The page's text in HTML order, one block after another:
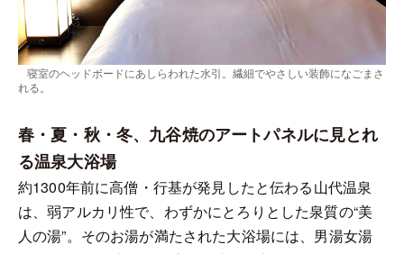
寝室のヘッドボードにあしらわれた水引。繊細でやさしい装飾になごまさ
れる。
春・夏・秋・冬、九谷焼のアートパネルに見とれ
る温泉大浴場
約1300年前に高僧・行基が発見したと伝わる山代温泉
は、弱アルカリ性で、わずかにとろりとした泉質の“美
人の湯”。そのお湯が満たされた大浴場には、男湯女湯